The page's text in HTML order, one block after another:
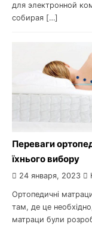
для электронной
собирая […]
Переваги
їхнього вибору
24 января, 2023
Ортопедичні
там, де це
матраци були